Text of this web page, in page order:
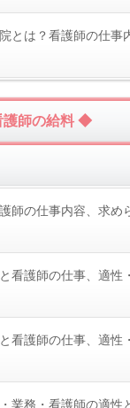
とは？看護師の仕事
師の給料 ◆
師の仕事内容、求め
看護師の仕事、適性
看護師の仕事、適性
業務・看護師の適性